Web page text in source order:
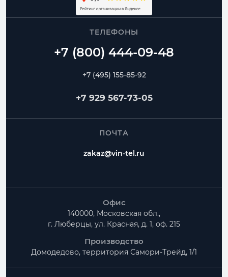
ТЕЛЕФОНЫ
+7 (495) 155-85-92
+7 929 567-73-05
ПОЧТА
zakaz@vin-tel.ru
Офис
140000, Московская обл.,
г. Люберцы, ул. Красная, д. 1, оф. 215
Производство
Домодедово, территория Самори-Трейд, 1/1